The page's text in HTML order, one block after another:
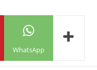
WhatsApp